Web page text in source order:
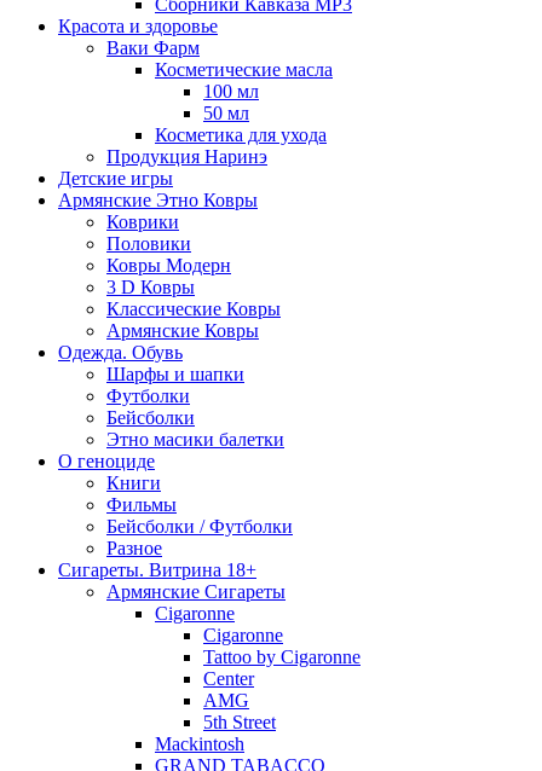
Сборники Кавказа MP3
Красота и здоровье
Ваки Фарм
Косметические масла
100 мл
50 мл
Косметика для ухода
Продукция Наринэ
Детские игры
Армянские Этно Ковры
Коврики
Половики
Ковры Модерн
3 D Ковры
Классические Ковры
Армянские Ковры
Одежда. Обувь
Шарфы и шапки
Футболки
Бейсболки
Этно масики балетки
О геноциде
Книги
Фильмы
Бейсболки / Футболки
Разное
Сигареты. Витрина 18+
Армянские Сигареты
Cigaronne
Cigaronne
Tattoo by Cigaronne
Center
AMG
5th Street
Mackintosh
GRAND TABACCO